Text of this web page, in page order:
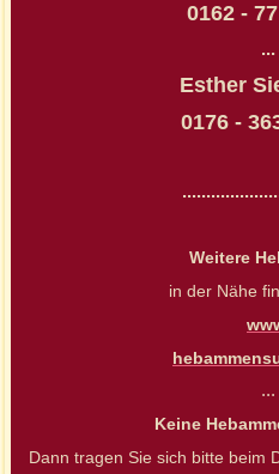
0162 -
...
Esther
0176 -
Weitere
in der Nähe
...
Keine
Dann tragen Sie sich bitte beim